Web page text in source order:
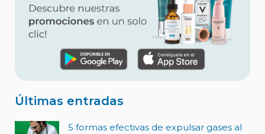
Últimas entradas
5 formas efectivas de expulsar gases al